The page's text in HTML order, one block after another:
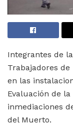
Integrantes de
Trabajadores
en las
Evaluación de
inmediaciones
del Muerto.